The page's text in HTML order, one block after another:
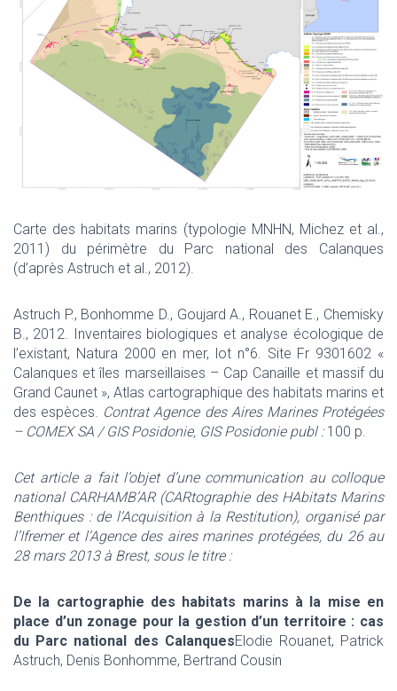
Carte des habitats marins (typologie MNHN, Michez et al.,
2011) du périmètre du Parc national des Calanques
(d’après Astruch et al., 2012).
Astruch P., Bonhomme D., Goujard A., Rouanet E., Chemisky
B., 2012. Inventaires biologiques et analyse écologique de
l’existant, Natura 2000 en mer, lot n°6. Site Fr 9301602 «
Calanques et îles marseillaises – Cap Canaille et massif du
Grand Caunet », Atlas cartographique des habitats marins et
des espèces. Contrat Agence des Aires Marines Protégées
– COMEX SA / GIS Posidonie, GIS Posidonie publ : 100 p.
Cet article a fait l’objet d’une communication au colloque
national CARHAMB’AR (CARtographie des HAbitats Marins
Benthiques : de l’Acquisition à la Restitution), organisé par
l’Ifremer et l’Agence des aires marines protégées, du 26 au
28 mars 2013 à Brest, sous le titre :
De la cartographie des habitats marins à la mise en
place d’un zonage pour la gestion d’un territoire : cas
du Parc national des CalanquesElodie Rouanet, Patrick
Astruch, Denis Bonhomme, Bertrand Cousin